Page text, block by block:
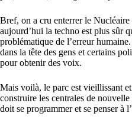
Bref, on a cru enterrer le Nucléaire
aujourd’hui la techno est plus sûr
problématique de l’erreur
dans la tête des gens et certains
pour obtenir des voix.
Mais voilà, le parc est vieillissant
construire les centrales de
doit se programmer et se penser à